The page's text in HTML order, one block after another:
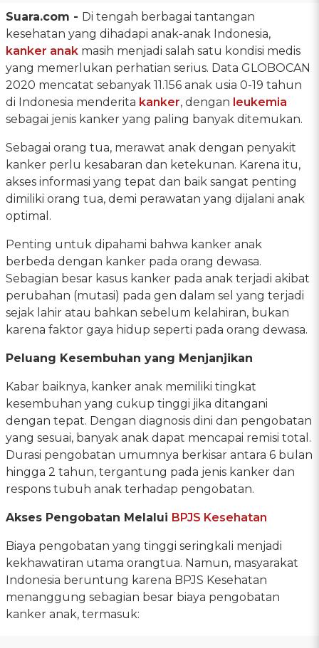
Suara.com - Di tengah berbagai tantangan
kesehatan yang dihadapi anak-anak Indonesia,
kanker anak masih menjadi salah satu kondisi medis
yang memerlukan perhatian serius. Data GLOBOCAN
2020 mencatat sebanyak 11.156 anak usia 0-19 tahun
di Indonesia menderita kanker, dengan leukemia
sebagai jenis kanker yang paling banyak ditemukan.
Sebagai orang tua, merawat anak dengan penyakit
kanker perlu kesabaran dan ketekunan. Karena itu,
akses informasi yang tepat dan baik sangat penting
dimiliki orang tua, demi perawatan yang dijalani anak
optimal.
Penting untuk dipahami bahwa kanker anak
berbeda dengan kanker pada orang dewasa.
Sebagian besar kasus kanker pada anak terjadi akibat
perubahan (mutasi) pada gen dalam sel yang terjadi
sejak lahir atau bahkan sebelum kelahiran, bukan
karena faktor gaya hidup seperti pada orang dewasa.
Peluang Kesembuhan yang Menjanjikan
Kabar baiknya, kanker anak memiliki tingkat
kesembuhan yang cukup tinggi jika ditangani
dengan tepat. Dengan diagnosis dini dan pengobatan
yang sesuai, banyak anak dapat mencapai remisi total.
Durasi pengobatan umumnya berkisar antara 6 bulan
hingga 2 tahun, tergantung pada jenis kanker dan
respons tubuh anak terhadap pengobatan.
Akses Pengobatan Melalui BPJS Kesehatan
Biaya pengobatan yang tinggi seringkali menjadi
kekhawatiran utama orangtua. Namun, masyarakat
Indonesia beruntung karena BPJS Kesehatan
menanggung sebagian besar biaya pengobatan
kanker anak, termasuk: